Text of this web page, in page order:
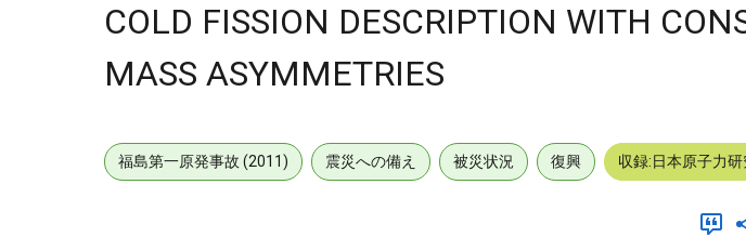
COLD FISSION DESCRIPTION WITH
MASS ASYMMETRIES
福島第一原発事故 (2011) 震災への備え 被災状況 復興 収録:日本原子力